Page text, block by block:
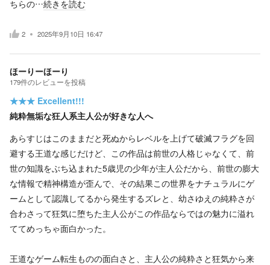
ちらの…続きを読む
2 2025年9月10日 16:47
ほーりーほーり
179件のレビューを投稿
★★★ Excellent!!!
純粋無垢な狂人系主人公が好きな人へ
あらすじはこのままだと死ぬからレベルを上げて破滅フラグを回
避する王道な感じだけど、この作品は前世の人格じゃなくて、前
世の知識をぶち込まれた5歳児の少年が主人公だから、前世の膨大
な情報で精神構造が歪んで、その結果この世界をナチュラルにゲ
ームとして認識してるから発生するズレと、幼さゆえの純粋さが
合わさって狂気に堕ちた主人公がこの作品ならではの魅力に溢れ
ててめっちゃ面白かった。
王道なゲーム転生ものの面白さと、主人公の純粋さと狂気から来